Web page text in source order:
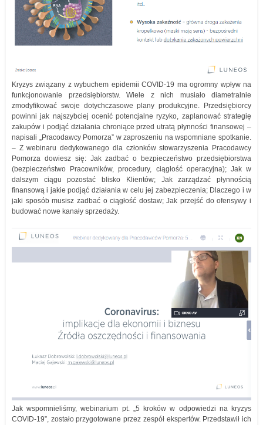
Kryzys związany z wybuchem epidemii COVID-19 ma ogromny wpływ na
funkcjonowanie przedsiębiorstw. Wiele z nich musiało diametralnie
zmodyfikować swoje dotychczasowe plany produkcyjne. Przedsiębiorcy
powinni jak najszybciej ocenić potencjalne ryzyko, zaplanować strategię
zakupów i podjąć działania chroniące przed utratą płynności finansowej –
napisali „Pracodawcy Pomorza” w zaproszeniu na wspomniane spotkanie.
– Z webinaru dedykowanego dla członków stowarzyszenia Pracodawcy
Pomorza dowiesz się: Jak zadbać o bezpieczeństwo przedsiębiorstwa
(bezpieczeństwo Pracowników, procedury, ciągłość operacyjna); Jak w
dalszym ciągu pozostać blisko Klientów; Jak zarządzać płynnością
finansową i jakie podjąć działania w celu jej zabezpieczenia; Dlaczego i w
jaki sposób musisz zadbać o ciągłość dostaw; Jak przejść do ofensywy i
budować nowe kanały sprzedaży.
Jak wspomnieliśmy, webinarium pt. „5 kroków w odpowiedzi na kryzys
COVID-19”, zostało przygotowane przez zespół ekspertów. Przedstawił ich